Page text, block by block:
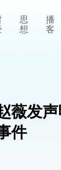
思
想
播
客
薇发
件